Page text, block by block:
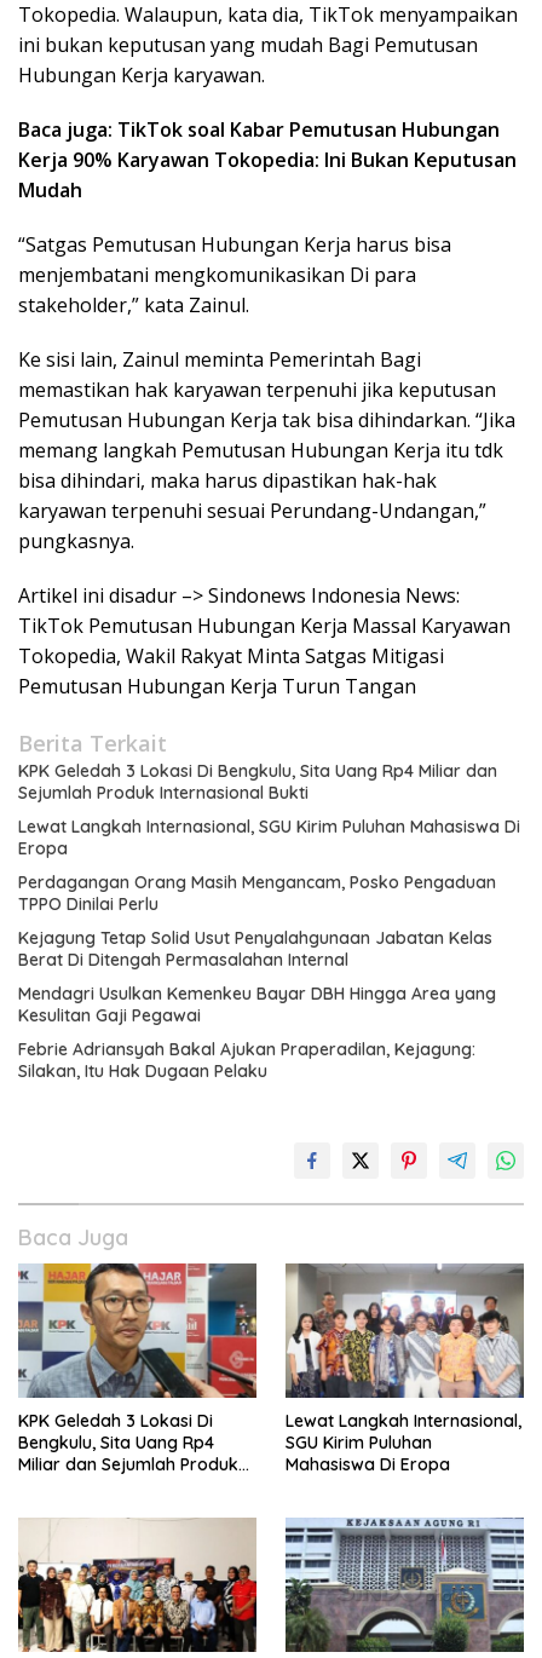
Tokopedia. Walaupun, kata dia, TikTok menyampaikan
ini bukan keputusan yang mudah Bagi Pemutusan
Hubungan Kerja karyawan.
Baca juga: TikTok soal Kabar Pemutusan Hubungan
Kerja 90% Karyawan Tokopedia: Ini Bukan Keputusan
Mudah
“Satgas Pemutusan Hubungan Kerja harus bisa
menjembatani mengkomunikasikan Di para
stakeholder,” kata Zainul.
Ke sisi lain, Zainul meminta Pemerintah Bagi
memastikan hak karyawan terpenuhi jika keputusan
Pemutusan Hubungan Kerja tak bisa dihindarkan. “Jika
memang langkah Pemutusan Hubungan Kerja itu tdk
bisa dihindari, maka harus dipastikan hak-hak
karyawan terpenuhi sesuai Perundang-Undangan,”
pungkasnya.
Artikel ini disadur –> Sindonews Indonesia News:
TikTok Pemutusan Hubungan Kerja Massal Karyawan
Tokopedia, Wakil Rakyat Minta Satgas Mitigasi
Pemutusan Hubungan Kerja Turun Tangan
Berita Terkait
KPK Geledah 3 Lokasi Di Bengkulu, Sita Uang Rp4 Miliar dan
Sejumlah Produk Internasional Bukti
Lewat Langkah Internasional, SGU Kirim Puluhan Mahasiswa Di
Eropa
Perdagangan Orang Masih Mengancam, Posko Pengaduan
TPPO Dinilai Perlu
Kejagung Tetap Solid Usut Penyalahgunaan Jabatan Kelas
Berat Di Ditengah Permasalahan Internal
Mendagri Usulkan Kemenkeu Bayar DBH Hingga Area yang
Kesulitan Gaji Pegawai
Febrie Adriansyah Bakal Ajukan Praperadilan, Kejagung:
Silakan, Itu Hak Dugaan Pelaku
Baca Juga
KPK Geledah 3 Lokasi Di
Bengkulu, Sita Uang Rp4
Miliar dan Sejumlah Produk
Lewat Langkah Internasional,
SGU Kirim Puluhan
Mahasiswa Di Eropa